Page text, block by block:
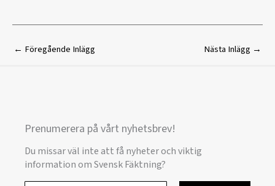
← Föregående Inlägg Nästa Inlägg →
Prenumerera på vårt nyhetsbrev!
Du missar väl inte att få nyheter och viktig
information om Svensk Fäktning?